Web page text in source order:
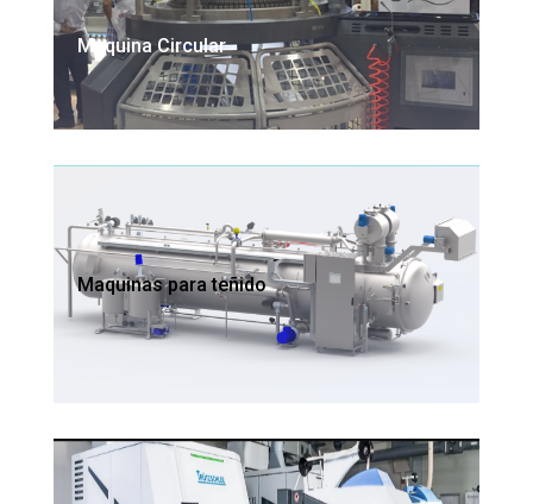
Maquina Circular
Maquinas para teñido